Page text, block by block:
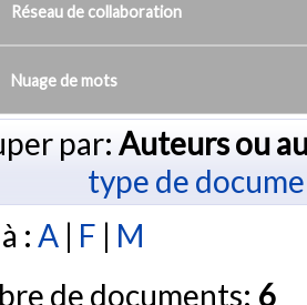
Réseau de collaboration
Nuage de mots
par: Auteurs ou
type de
: A | F | M
de documents: 6